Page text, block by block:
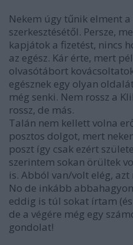
Nekem úgy tűnik elment
szerkesztésétől. Persze,
kapjátok a fizetést, nincs
az egész. Kár érte, mert
olvasótábort
egésznek egy olyan
még senki. Nem rossz a
rossz, de más.
Talán nem kellett volna
posztos dolgot, mert
poszt így csak ezért
szerintem sokan örültek
is. Abból van/volt elég,
No de inkább
eddig is túl sokat írtam
de a végére még egy
gondolat!